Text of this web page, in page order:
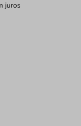
juros